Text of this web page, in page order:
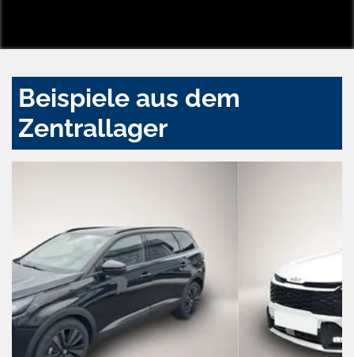
Beispiele aus dem
Zentrallager